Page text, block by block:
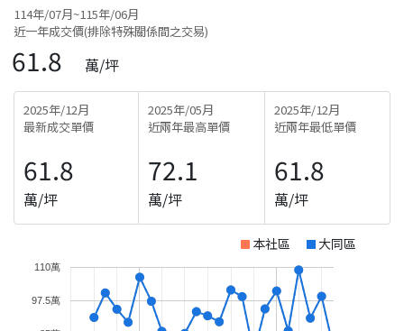
114年/07月~115年/06月
近一年成交價(排除特殊關係間之交易)
61.8 萬/坪
2025年/12月
最新成交單價
61.8
萬/坪
2025年/05月
近兩年最高單價
72.1
萬/坪
2025年/12月
近兩年最低單價
61.8
萬/坪
本社區 大同區
97.5萬
110萬